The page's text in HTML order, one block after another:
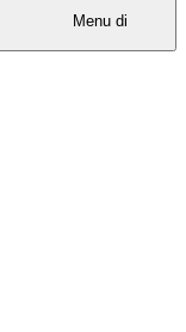
Menu di